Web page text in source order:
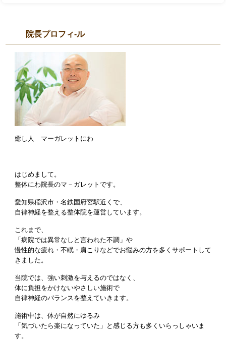
院長プロフィ-ル
癒し人 マーガレットにわ
はじめまして。
整体にわ院長のマ－ガレットです。
愛知県稲沢市・名鉄国府宮駅近くで、
自律神経を整える整体院を運営しています。
これまで、
「病院では異常なしと言われた不調」や
慢性的な疲れ・不眠・肩こりなどでお悩みの方を多くサポートして
きました。
当院では、強い刺激を与えるのではなく、
体に負担をかけないやさしい施術で
自律神経のバランスを整えていきます。
施術中は、体が自然にゆるみ
「気づいたら楽になっていた」と感じる方も多くいらっしゃいま
す。